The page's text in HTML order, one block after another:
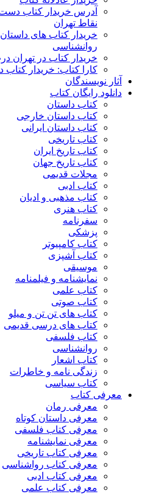
آدرس خریدار کتاب دست
نقاط تهران
خریدار کتاب های
روانشناسی
خریدار کتاب در تهران
کارا کتاب: خریدار
آثار نویسندگان
دانلود رایگان کتاب
کتاب داستان
کتاب داستان خارجی
کتاب داستان ایرانی
کتاب تاریخی
کتاب تاریخ ایران
کتاب تاریخ جهان
مجلات قدیمی
کتاب ادبی
کتاب مذهبی و ادیان
کتاب هنری
سفرنامه
پزشکی
کتاب کامپیوتر
کتاب آشپزی
موسیقی
نمایشنامه و فیلمنامه
کتاب علمی
کتاب صوتی
کتاب های تن تن و میلو
کتاب های درسی قدیمی
کتاب فلسفی
روانشناسی
کتاب اشعار
زندگی نامه و خاطرات
کتاب سیاسی
معرفی کتاب
معرفی رمان
معرفی داستان کوتاه
معرفی کتاب فلسفی
معرفی نمایشنامه
معرفی کتاب تاریخی
معرفی کتاب رواشناسی
معرفی کتاب ادبی
معرفی کتاب علمی